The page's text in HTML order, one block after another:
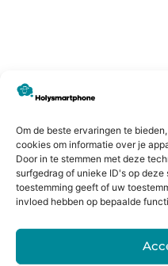
Om de beste ervaringen te
cookies om informatie over je
Door in te stemmen met deze
surfgedrag of unieke ID's op
toestemming geeft of uw
invloed hebben op bepaalde